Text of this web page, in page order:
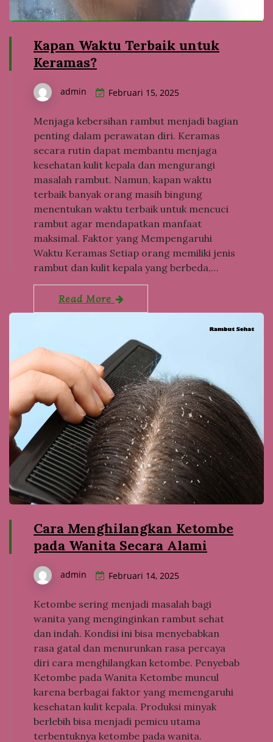
Kapan Waktu Terbaik untuk
Keramas?
admin Februari 15, 2025
Menjaga kebersihan rambut menjadi bagian
penting dalam perawatan diri. Keramas
secara rutin dapat membantu menjaga
kesehatan kulit kepala dan mengurangi
masalah rambut. Namun, kapan waktu
terbaik banyak orang masih bingung
menentukan waktu terbaik untuk mencuci
rambut agar mendapatkan manfaat
maksimal. Faktor yang Mempengaruhi
Waktu Keramas Setiap orang memiliki jenis
rambut dan kulit kepala yang berbeda,…
Read More
Cara Menghilangkan Ketombe
pada Wanita Secara Alami
admin Februari 14, 2025
Ketombe sering menjadi masalah bagi
wanita yang menginginkan rambut sehat
dan indah. Kondisi ini bisa menyebabkan
rasa gatal dan menurunkan rasa percaya
diri cara menghilangkan ketombe. Penyebab
Ketombe pada Wanita Ketombe muncul
karena berbagai faktor yang memengaruhi
kesehatan kulit kepala. Produksi minyak
berlebih bisa menjadi pemicu utama
terbentuknya ketombe pada wanita.